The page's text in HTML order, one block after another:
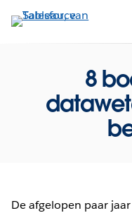
Verder
naar
8
De afgelopen paar